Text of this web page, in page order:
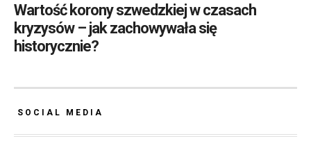
Wartość korony szwedzkiej w czasach
kryzysów – jak zachowywała się
historycznie?
SOCIAL MEDIA